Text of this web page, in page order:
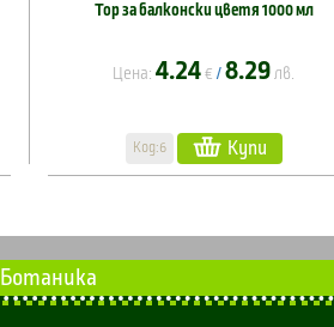
Тор за балконски цветя 1000 мл
Цена: 4.24 € /8.29 лв.
Код:6 Купи